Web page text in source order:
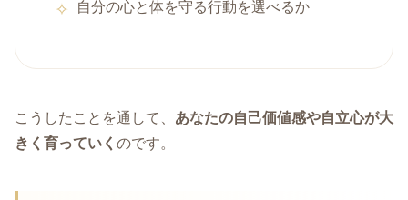
自分の心と体を守る行動を選べるか
こうしたことを通して、 あなたの自己価値感や自立心が大
きく育っていく のです。